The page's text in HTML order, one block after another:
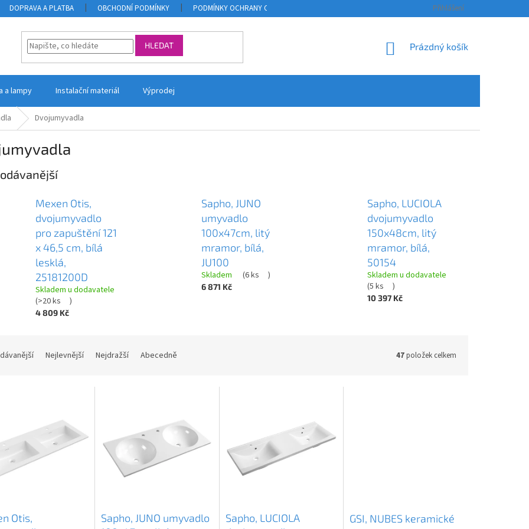
DOPRAVA A PLATBA OBCHODNÍ PODMÍNKY PODMÍNKY OCHRANY OSOBNÍCH ÚDAJŮ ODSTOUPENÍ OD SMLOUVY A
Přihlášení
HLEDAT
NÁKUPNÍ
Prázdný košík
a lampy Instalační materiál Výprodej
Dvojumyvadla
Mexen Otis,
dvojumyvadlo
pro zapuštění 121
x 46,5 cm, bílá
lesklá,
25181200D
Skladem u dodavatele
(>20 ks )
4 809 Kč
Sapho, JUNO
umyvadlo
100x47cm, litý
mramor, bílá,
JU100
Skladem (6 ks )
6 871 Kč
Sapho, LUCIOLA
dvojumyvadlo
150x48cm, litý
mramor, bílá,
50154
Skladem u dodavatele
(5 ks )
10 397 Kč
Nejlevnější Nejdražší Abecedně 47položek celkem
Otis,
Sapho, JUNO umyvadlo
Sapho, LUCIOLA
GSI, NUBES keramické